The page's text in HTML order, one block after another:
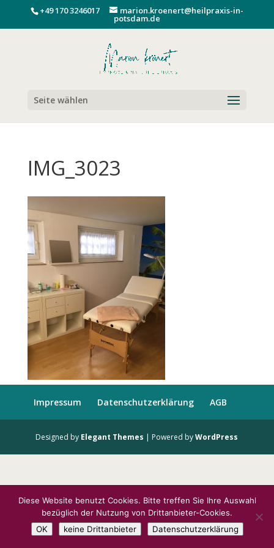
+49 170 3246017 marion.kroenert@heilpraxis-in-
potsdam.de
Seite wählen
IMG_3023
Impressum Datenschutzerklärung AGB
Designed by Elegant Themes | Powered byWordPress
Diese Website benutzt Cookies. Bitte treffen Sie Ihre Auswahl
bezüglich der Nutzung von Drittanbieter-Cookies.
OK
keine Drittanbieter Datenschutzerklärung